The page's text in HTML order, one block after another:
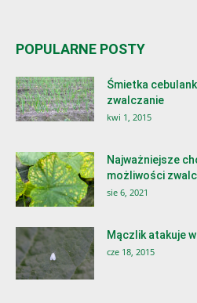
POPULARNE POSTY
Śmietka
zwalczanie
kwi 1, 2015
Najważniejsze
możliwości
sie 6, 2021
Mączlik atakuje
cze 18, 2015